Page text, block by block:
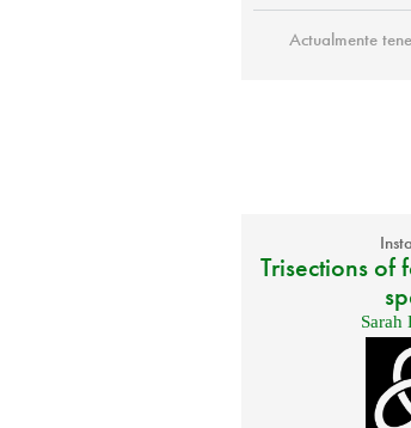
Actualmente
Trisections of
Sarah